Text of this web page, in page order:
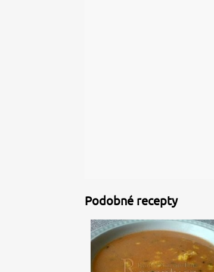
Podobné recepty